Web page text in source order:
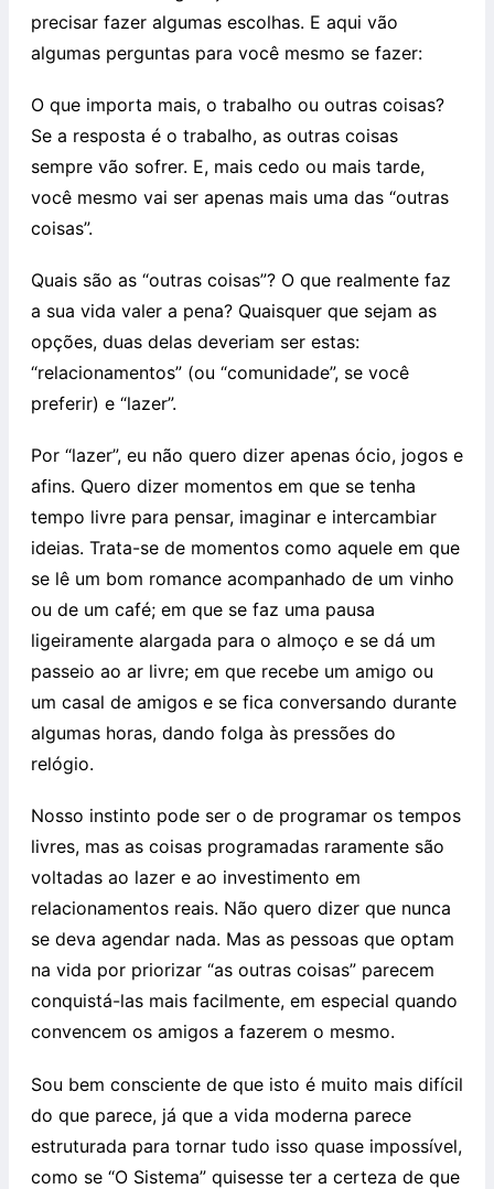
precisar fazer algumas escolhas. E aqui vão
algumas perguntas para você mesmo se fazer:
O que importa mais, o trabalho ou outras coisas?
Se a resposta é o trabalho, as outras coisas
sempre vão sofrer. E, mais cedo ou mais tarde,
você mesmo vai ser apenas mais uma das “outras
coisas”.
Quais são as “outras coisas”? O que realmente faz
a sua vida valer a pena? Quaisquer que sejam as
opções, duas delas deveriam ser estas:
“relacionamentos” (ou “comunidade”, se você
preferir) e “lazer”.
Por “lazer”, eu não quero dizer apenas ócio, jogos e
afins. Quero dizer momentos em que se tenha
tempo livre para pensar, imaginar e intercambiar
ideias. Trata-se de momentos como aquele em que
se lê um bom romance acompanhado de um vinho
ou de um café; em que se faz uma pausa
ligeiramente alargada para o almoço e se dá um
passeio ao ar livre; em que recebe um amigo ou
um casal de amigos e se fica conversando durante
algumas horas, dando folga às pressões do
relógio.
Nosso instinto pode ser o de programar os tempos
livres, mas as coisas programadas raramente são
voltadas ao lazer e ao investimento em
relacionamentos reais. Não quero dizer que nunca
se deva agendar nada. Mas as pessoas que optam
na vida por priorizar “as outras coisas” parecem
conquistá-las mais facilmente, em especial quando
convencem os amigos a fazerem o mesmo.
Sou bem consciente de que isto é muito mais difícil
do que parece, já que a vida moderna parece
estruturada para tornar tudo isso quase impossível,
como se “O Sistema” quisesse ter a certeza de que